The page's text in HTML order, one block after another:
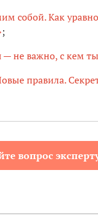
собой. Как
;
не важно, с кем
правила.
вопрос